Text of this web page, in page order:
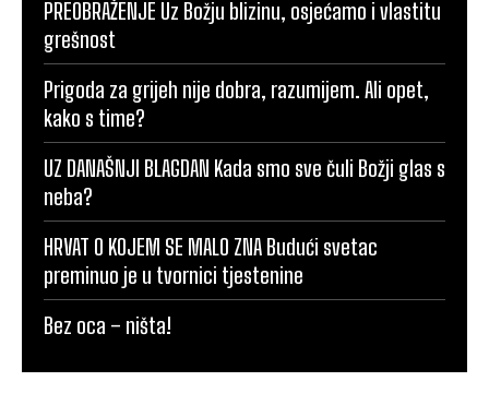
PREOBRAŽENJE Uz Božju blizinu, osjećamo i vlastitu
grešnost
Prigoda za grijeh nije dobra, razumijem. Ali opet,
kako s time?
UZ DANAŠNJI BLAGDAN Kada smo sve čuli Božji glas s
neba?
HRVAT O KOJEM SE MALO ZNA Budući svetac
preminuo je u tvornici tjestenine
Bez oca – ništa!